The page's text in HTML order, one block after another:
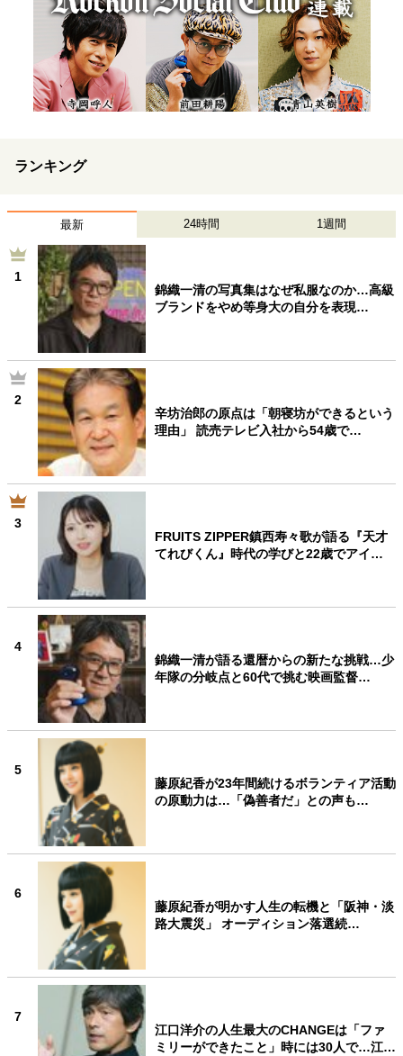
ランキング
最新 24時間 1週間
1
錦織一清の写真集はなぜ私服なのか…高級
ブランドをやめ等身大の自分を表現…
2
辛坊治郎の原点は「朝寝坊ができるという
理由」 読売テレビ入社から54歳で…
3
FRUITS ZIPPER鎮西寿々歌が語る『天才
てれびくん』時代の学びと22歳でアイ…
4
錦織一清が語る還暦からの新たな挑戦…少
年隊の分岐点と60代で挑む映画監督…
5
藤原紀香が23年間続けるボランティア活動
の原動力は…「偽善者だ」との声も…
6
藤原紀香が明かす人生の転機と「阪神・淡
路大震災」 オーディション落選続…
7
江口洋介の人生最大のCHANGEは「ファ
ミリーができたこと」時には30人で…江…